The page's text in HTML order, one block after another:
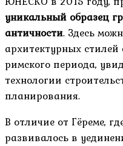
уникальный образец
античности. Здесь
архитектурных стилей
римского периода,
технологии
планирования.
В отличие от Гёреме,
развивалось в